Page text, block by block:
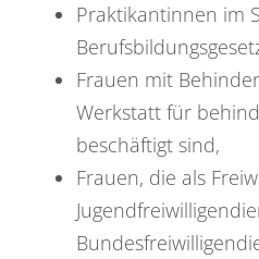
Praktikantinnen im
Frauen mit
Werkstatt für
beschäftigt sind,
Frauen, die als